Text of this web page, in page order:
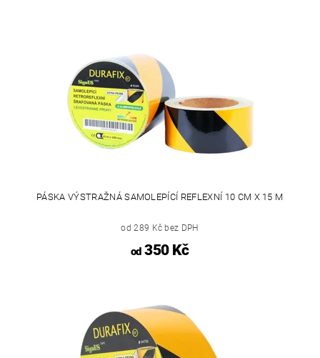
PÁSKA VÝSTRAŽNÁ SAMOLEPÍCÍ REFLEXNÍ 10 CM X 15 M
od 289 Kč bez DPH
od350 Kč